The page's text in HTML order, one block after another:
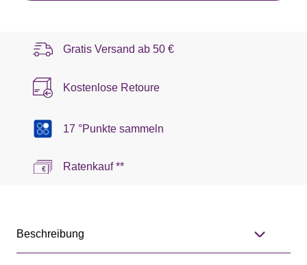
Gratis Versand ab 50 €
Kostenlose Retoure
17 °Punkte sammeln
Ratenkauf **
Beschreibung